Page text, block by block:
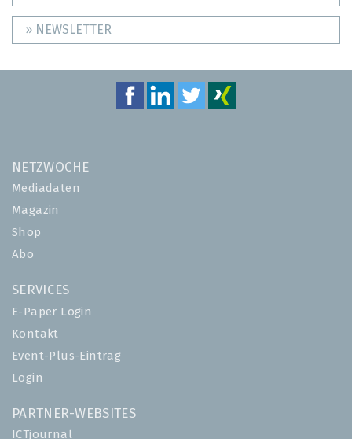
» NEWSLETTER
NETZWOCHE
Mediadaten
Magazin
Shop
Abo
SERVICES
E-Paper Login
Kontakt
Event-Plus-Eintrag
Login
PARTNER-WEBSITES
ICTjournal